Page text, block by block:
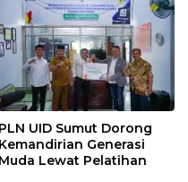
PLN UID Sumut Dorong
Kemandirian Generasi
Muda Lewat Pelatihan